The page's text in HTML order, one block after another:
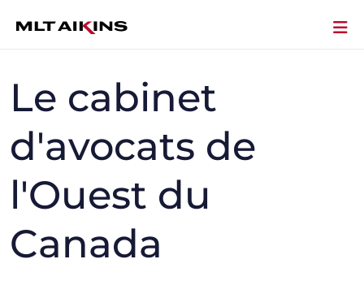
Le cabinet
d'avocats de
l'Ouest du
Canada